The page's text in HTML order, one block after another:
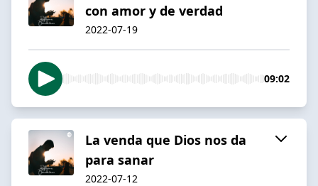
con amor y de verdad
2022-07-19
09:02
La venda que Dios nos da
para sanar
2022-07-12